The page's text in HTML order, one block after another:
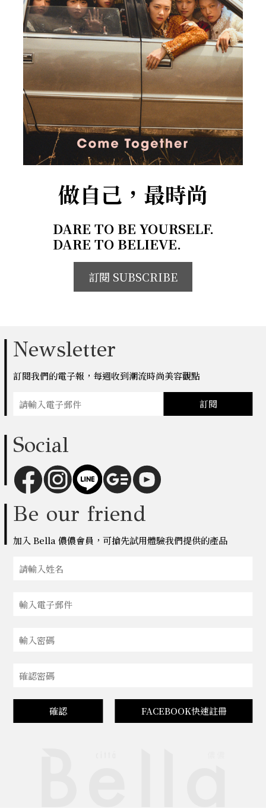
做自己，最時尚
DARE TO BE YOURSELF.
DARE TO BELIEVE.
訂閱 SUBSCRIBE
Newsletter
訂閱我們的電子報，每週收到潮流時尚美容觀點
訂閱
Social
Be our friend
加入 Bella 儂儂會員，可搶先試用體驗我們提供的產品
確認 FACEBOOK快速註冊